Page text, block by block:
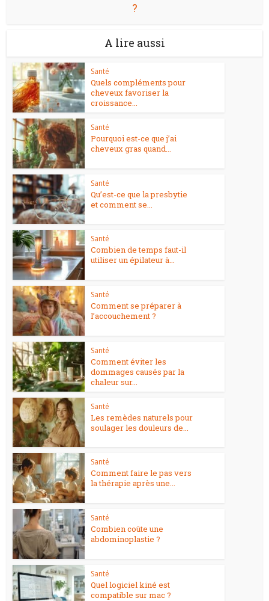
?
A lire aussi
Santé
Quels compléments pour
cheveux favoriser la
croissance...
Santé
Pourquoi est-ce que j’ai
cheveux gras quand...
Santé
Qu’est-ce que la presbytie
et comment se...
Santé
Combien de temps faut-il
utiliser un épilateur à...
Santé
Comment se préparer à
l’accouchement ?
Santé
Comment éviter les
dommages causés par la
chaleur sur...
Santé
Les remèdes naturels pour
soulager les douleurs de...
Santé
Comment faire le pas vers
la thérapie après une...
Santé
Combien coûte une
abdominoplastie ?
Santé
Quel logiciel kiné est
compatible sur mac ?